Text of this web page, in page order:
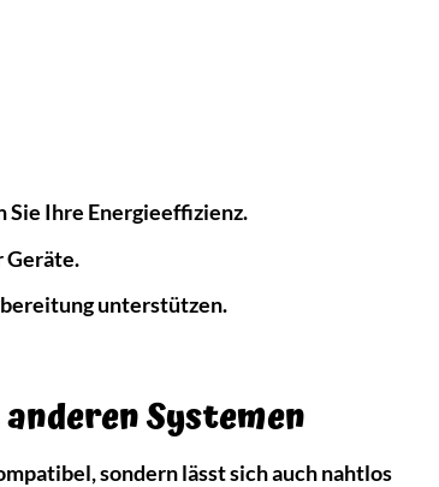
Sie Ihre Energieeffizienz.
Geräte.
unterstützen.
Systemen
sondern lässt sich auch nahtlos